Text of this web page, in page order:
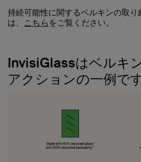
持続可能性に関するベルキンの取り
は、 こちらをご覧ください。
InvisiGlassはベルキ
アクションの一例です